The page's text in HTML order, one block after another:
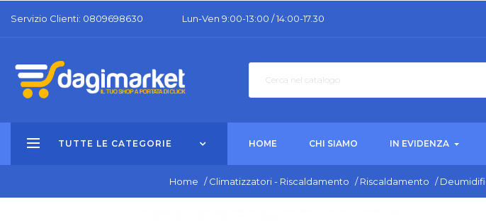
Servizio Clienti: 0809698630 Lun-Ven 9:00-13:00 / 14:00-17.30
TUTTE LE CATEGORIE HOME CHI SIAMO IN EVIDENZA
Home / Climatizzatori - Riscaldamento / Riscaldamento /